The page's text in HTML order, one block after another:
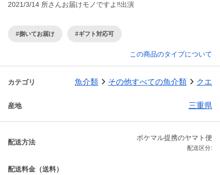
2021/3/14 所さんお届けモノですよ‼️出演
#捌いてお届け #ギフト対応可
この商品のタイプについて
カテゴリ 魚介類 その他すべての魚介類 クエ
産地 三重県
配送方法
ポケマル提携のヤマト便
配送区分:
配送料金（送料）